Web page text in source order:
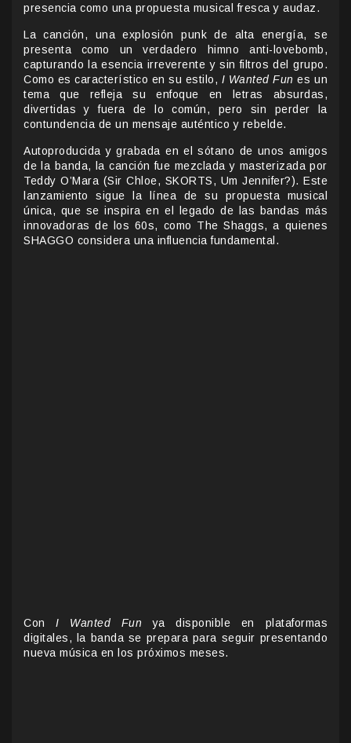
presencia como una propuesta musical fresca y audaz.
La canción, una explosión punk de alta energía, se
presenta como un verdadero himno anti-lovebomb,
capturando la esencia irreverente y sin filtros del grupo.
Como es característico en su estilo, I Wanted Fun es un
tema que refleja su enfoque en letras absurdas,
divertidas y fuera de lo común, pero sin perder la
contundencia de un mensaje auténtico y rebelde.
Autoproducida y grabada en el sótano de unos amigos
de la banda, la canción fue mezclada y masterizada por
Teddy O’Mara (Sir Chloe, SKORTS, Um Jennifer?). Este
lanzamiento sigue la línea de su propuesta musical
única, que se inspira en el legado de las bandas más
innovadoras de los 60s, como The Shaggs, a quienes
SHAGGO considera una influencia fundamental.
ConI Wanted Fun ya disponible en plataformas
digitales, la banda se prepara para seguir presentando
nueva música en los próximos meses.